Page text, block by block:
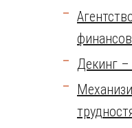
Декинг –